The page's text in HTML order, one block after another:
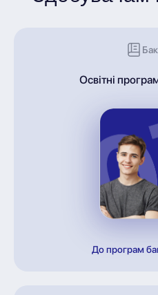
Освітні
До програм